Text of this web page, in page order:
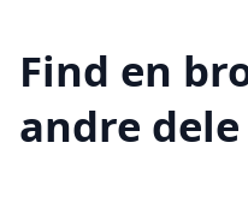
Find en
andre